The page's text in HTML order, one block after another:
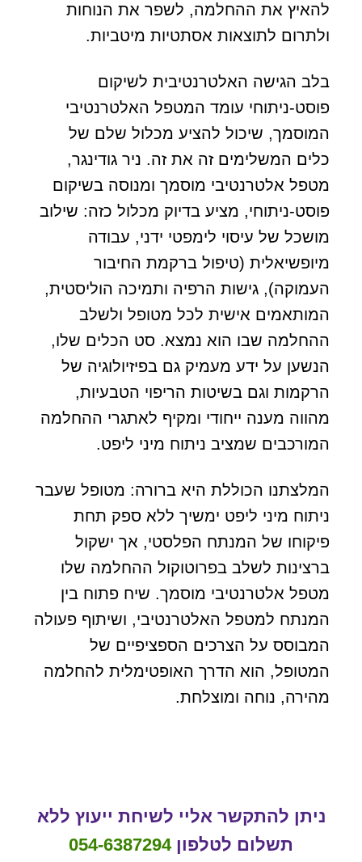
להאיץ את ההחלמה, לשפר את הנוחות
ולתרום לתוצאות אסתטיות מיטביות.
בלב הגישה האלטרנטיבית לשיקום
פוסט-ניתוחי עומד המטפל האלטרנטיבי
המוסמך, שיכול להציע מכלול שלם של
כלים המשלימים זה את זה. ניר גודינגר,
מטפל אלטרנטיבי מוסמך ומנוסה בשיקום
פוסט-ניתוחי, מציע בדיוק מכלול כזה: שילוב
מושכל של עיסוי לימפטי ידני, עבודה
מיופשיאלית (טיפול ברקמת החיבור
העמוקה), גישות הרפיה ותמיכה הוליסטית,
המותאמים אישית לכל מטופל ולשלב
ההחלמה שבו הוא נמצא. סט הכלים שלו,
הנשען על ידע מעמיק גם בפיזיולוגיה של
הרקמות וגם בשיטות הריפוי הטבעיות,
מהווה מענה ייחודי ומקיף לאתגרי ההחלמה
המורכבים שמציב ניתוח מיני ליפט.
המלצתנו הכוללת היא ברורה: מטופל שעבר
ניתוח מיני ליפט ימשיך ללא ספק תחת
פיקוחו של המנתח הפלסטי, אך ישקול
ברצינות לשלב בפרוטוקול ההחלמה שלו
מטפל אלטרנטיבי מוסמך. שיח פתוח בין
המנתח למטפל האלטרנטיבי, ושיתוף פעולה
המבוסס על הצרכים הספציפיים של
המטופל, הוא הדרך האופטימלית להחלמה
מהירה, נוחה ומוצלחת.
ניתן להתקשר אליי לשיחת ייעוץ ללא
תשלום לטלפון054-6387294